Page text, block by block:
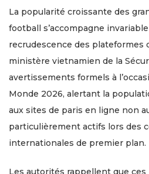
La popularité croissante des
football s’accompagne
recrudescence des plateformes
ministère vietnamien de la
avertissements formels à
Monde 2026, alertant la
aux sites de paris en ligne non
particulièrement actifs lors des
internationales de premier plan.
Les autorités rappellent que